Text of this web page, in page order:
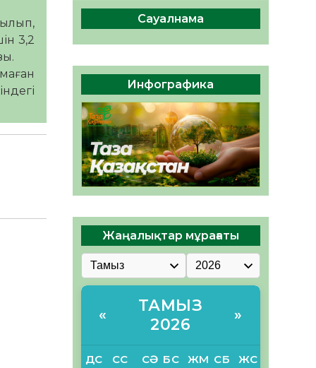
3,2
беруге дайын
ӘРБІР ДАУЫС – ҚОҒАМ
ДАМУЫНА ҚОСЫЛҒАН
ҮЛЕС
05.08.2026
39 0
Сауалнама
Инфографика
Жаңалықтар мұрағаты
«
ТАМЫЗ
2026
»
ДС СС СӘ БС ЖМ СБ ЖС